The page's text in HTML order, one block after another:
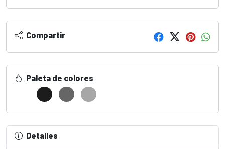
Compartir
Paleta de colores
Detalles